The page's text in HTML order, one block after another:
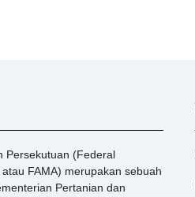
Persekutuan (Federal
FAMA) merupakan sebuah
Pertanian dan